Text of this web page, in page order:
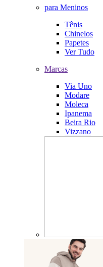
para Meninos
Tênis
Chinelos
Papetes
Ver Tudo
Marcas
Via Uno
Modare
Moleca
Ipanema
Beira Rio
Vizzano